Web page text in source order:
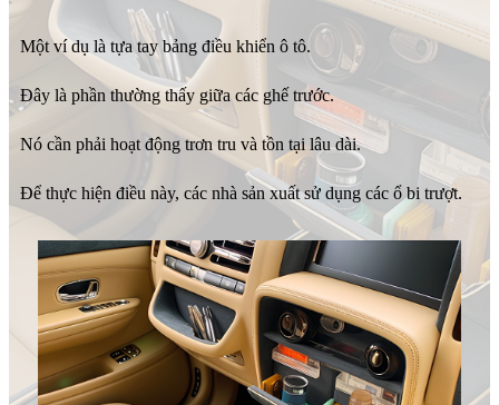
Một ví dụ là tựa tay bảng điều khiển ô tô.
Đây là phần thường thấy giữa các ghế trước.
Nó cần phải hoạt động trơn tru và tồn tại lâu dài.
Để thực hiện điều này, các nhà sản xuất sử dụng các ổ bi trượt.